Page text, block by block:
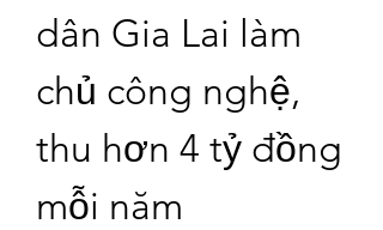
dân Gia Lai làm
chủ công nghệ,
thu hơn 4 tỷ đồng
mỗi năm